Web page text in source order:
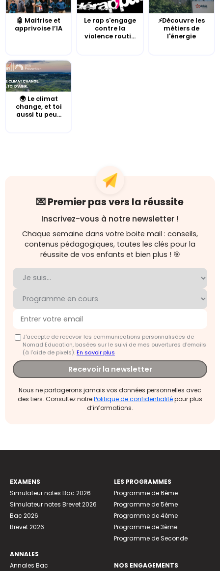
🤖 Maitrise et
apprivoise l’IA
Le rap s'engage
contre la
violence routi...
⚡Découvre les
métiers de
l'énergie
🌍 Le climat
change, et toi
aussi tu peu...
💌 Premier pas vers la réussite
Inscrivez-vous à notre newsletter !
Chaque semaine dans votre boite mail : conseils,
contenus pédagogiques, toutes les clés pour la
réussite de vos enfants et bien plus ! 🎯
J'accepte de recevoir les communications personnalisées de
Nomad Education, basées sur le suivi de mes ouvertures d'emails
(à l’aide de pixels).En savoir plus
Recevoir la newsletter
Nous ne partagerons jamais vos données personnelles avec
des tiers. Consultez notrePolitique de confidentialitépour plus
d’informations.
EXAMENS
Simulateur notes Bac 2026
Simulateur notes Brevet 2026
Bac 2026
Brevet 2026
ANNALES
Annales Bac
LES PROGRAMMES
Programme de 6ème
Programme de 5ème
Programme de 4ème
Programme de 3ème
Programme de Seconde
NOS ENGAGEMENTS